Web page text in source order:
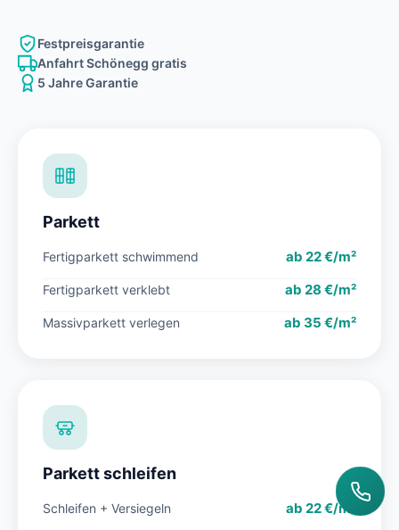
Festpreisgarantie
Anfahrt Schönegg gratis
5 Jahre Garantie
Parkett
Fertigparkett schwimmend ab 22 €/m²
Fertigparkett verklebt ab 28 €/m²
Massivparkett verlegen ab 35 €/m²
Parkett schleifen
Schleifen + Versiegeln ab 22 €/m²